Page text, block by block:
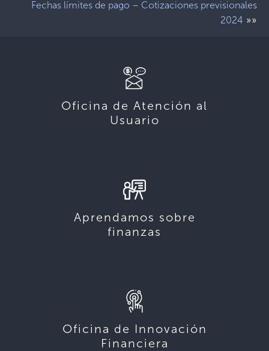
Fechas límites de pago – Cotizaciones previsionales
2024 »»
Oficina de Atención al
Usuario
Aprendamos sobre
finanzas
Oficina de Innovación
Financiera